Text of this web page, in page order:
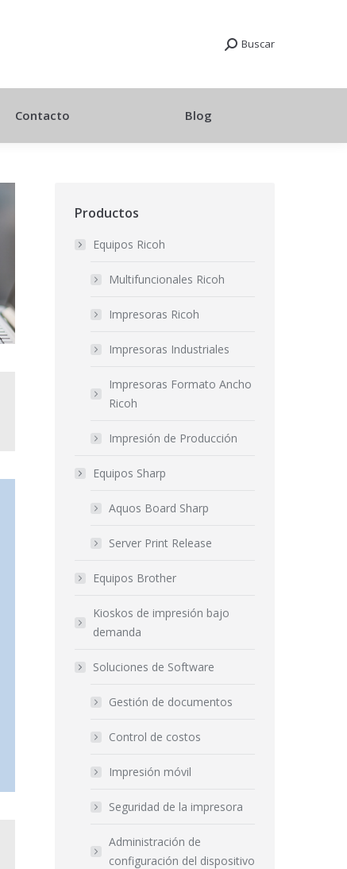
Buscar
Contacto Blog
Productos
Equipos Ricoh
Multifuncionales Ricoh
Impresoras Ricoh
Impresoras Industriales
Impresoras Formato Ancho
Ricoh
Impresión de Producción
Equipos Sharp
Aquos Board Sharp
Server Print Release
Equipos Brother
Kioskos de impresión bajo
demanda
Soluciones de Software
Gestión de documentos
Control de costos
Impresión móvil
Seguridad de la impresora
Administración de
configuración del dispositivo